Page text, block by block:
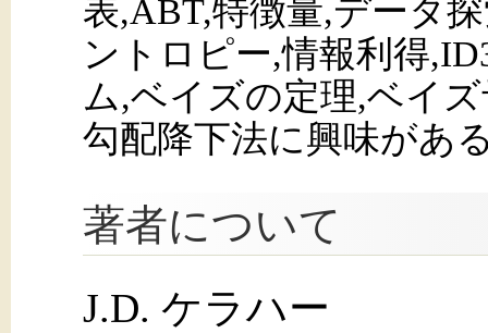
表,ABT,特徴量,データ
ントロピー,情報利得
ム,ベイズの定理,ベイ
勾配降下法に興味があ
著者について
J.D. ケラハー